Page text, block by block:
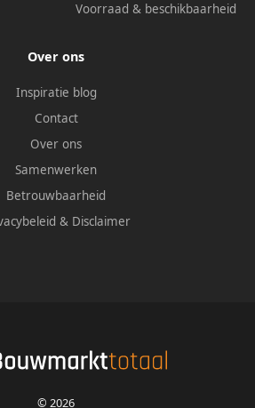
Voorraad & beschikbaarheid
Over ons
Inspiratie blog
Contact
Over ons
Samenwerken
Betrouwbaarheid
& Disclaimer
© 2026